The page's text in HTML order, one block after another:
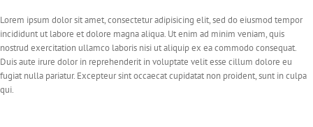
Lorem ipsum dolor sit amet, consectetur adipisicing elit, sed do eiusmod tempor
incididunt ut labore et dolore magna aliqua. Ut enim ad minim veniam, quis
nostrud exercitation ullamco laboris nisi ut aliquip ex ea commodo consequat.
Duis aute irure dolor in reprehenderit in voluptate velit esse cillum dolore eu
fugiat nulla pariatur. Excepteur sint occaecat cupidatat non proident, sunt in culpa
qui.